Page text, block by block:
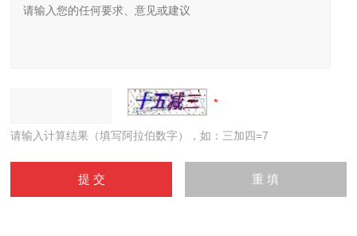
请输入计算结果（填写阿拉伯数字），如：三加四=7